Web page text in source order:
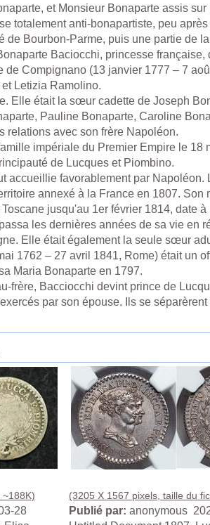
et Monsieur Bonaparte assis
totalement anti-bonapartiste, peu
de Bourbon-Parme, puis une partie de
Baciocchi, princesse
de Compignano (13 janvier 1777 – 7
Letizia Ramolino.
Elle était la sœur cadette de Joseph
Pauline Bonaparte, Caroline
relations avec son frère Napoléon.
impériale du Premier Empire le
de Lucques et Piombino.
accueillie favorablement par
annexé à la France en 1807. Son
jusqu'au 1er février 1814, date
les dernières années de sa vie en
Elle était également la seule sœur
1762 – 27 avril 1841, Rome) était un
Maria Bonaparte en 1797.
frère, Bacciocchi devint prince de
par son épouse. Ils se
28
(3205 X 1567 pixels, taille du
Publié par: anonymous